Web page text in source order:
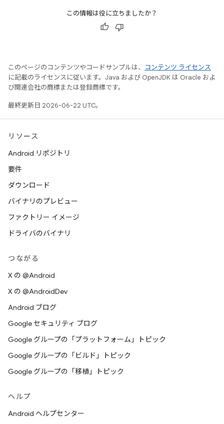
この情報は役に立ちましたか？
このページのコンテンツやコードサンプルは、
コンテンツ ライセンス
に記載のライセンスに従います。Java および OpenJDK は Oracle およ
び関連会社の商標または登録商標です。
最終更新日 2026-06-22 UTC。
リソース
Android リポジトリ
要件
ダウンロード
バイナリのプレビュー
ファクトリー イメージ
ドライバのバイナリ
つながる
X の @Android
X の @AndroidDev
Android ブログ
Google セキュリティ ブログ
Google グループの「プラットフォーム」トピック
Google グループの「ビルド」トピック
Google グループの「移植」トピック
ヘルプ
Android ヘルプセンター